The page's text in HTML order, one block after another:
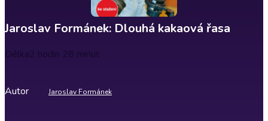
Jaroslav Formánek: Dlouhá kakaová řasa
Délka2 hodin 28 minut
Autor Jaroslav Formánek